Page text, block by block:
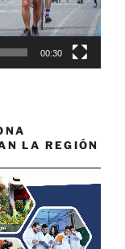
00:30
LA REGIÓN